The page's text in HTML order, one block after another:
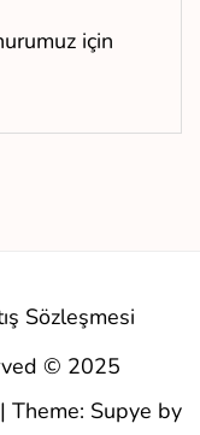
için
Sözleşmesi
© 2025
| Theme: Supye by